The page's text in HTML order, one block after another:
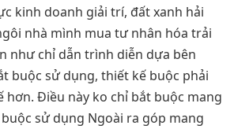
kinh doanh giải trí, đất xanh hải
nhà mình mua tư nhân hóa trải
như chỉ dẫn trình diễn dựa bên
buộc sử dụng, thiết kế buộc phải
hơn. Điều này ko chỉ bắt buộc mang
sử dụng Ngoài ra góp mang